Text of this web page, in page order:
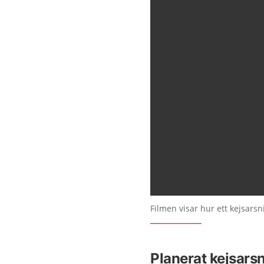
Filmen visar hur ett
Planerat